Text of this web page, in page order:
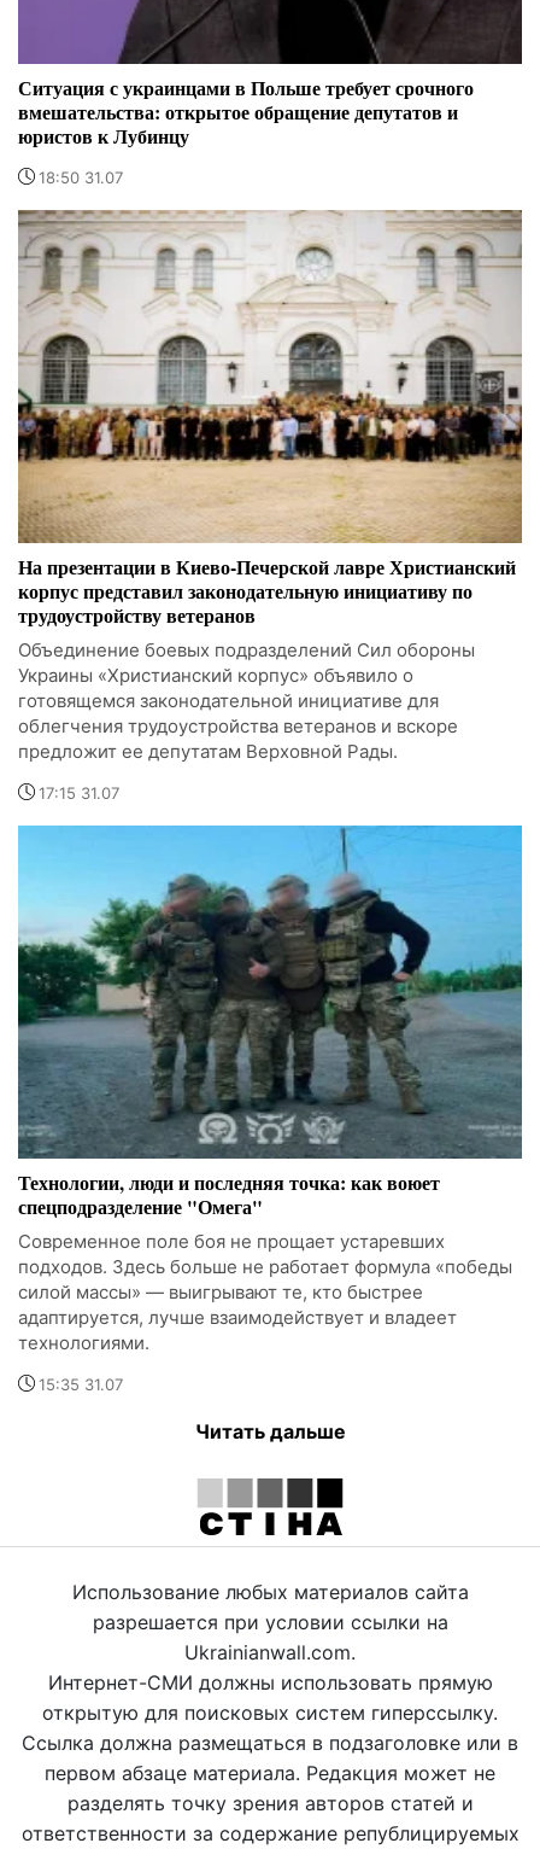
Ситуация с украинцами в Польше требует срочного
вмешательства: открытое обращение депутатов и
юристов к Лубинцу
18:50 31.07
На презентации в Киево-Печерской лавре Христианский
корпус представил законодательную инициативу по
трудоустройству ветеранов
Объединение боевых подразделений Сил обороны
Украины «Христианский корпус» объявило о
готовящемся законодательной инициативе для
облегчения трудоустройства ветеранов и вскоре
предложит ее депутатам Верховной Рады.
17:15 31.07
Технологии, люди и последняя точка: как воюет
спецподразделение "Омега"
Современное поле боя не прощает устаревших
подходов. Здесь больше не работает формула «победы
силой массы» — выигрывают те, кто быстрее
адаптируется, лучше взаимодействует и владеет
технологиями.
15:35 31.07
Читать дальше
Использование любых материалов сайта
разрешается при условии ссылки на
Ukrainianwall.com.
Интернет-СМИ должны использовать прямую
открытую для поисковых систем гиперссылку.
Ссылка должна размещаться в подзаголовке или в
первом абзаце материала. Редакция может не
разделять точку зрения авторов статей и
ответственности за содержание републицируемых